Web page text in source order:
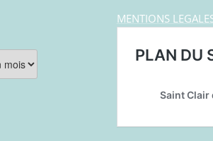
MENTIONS